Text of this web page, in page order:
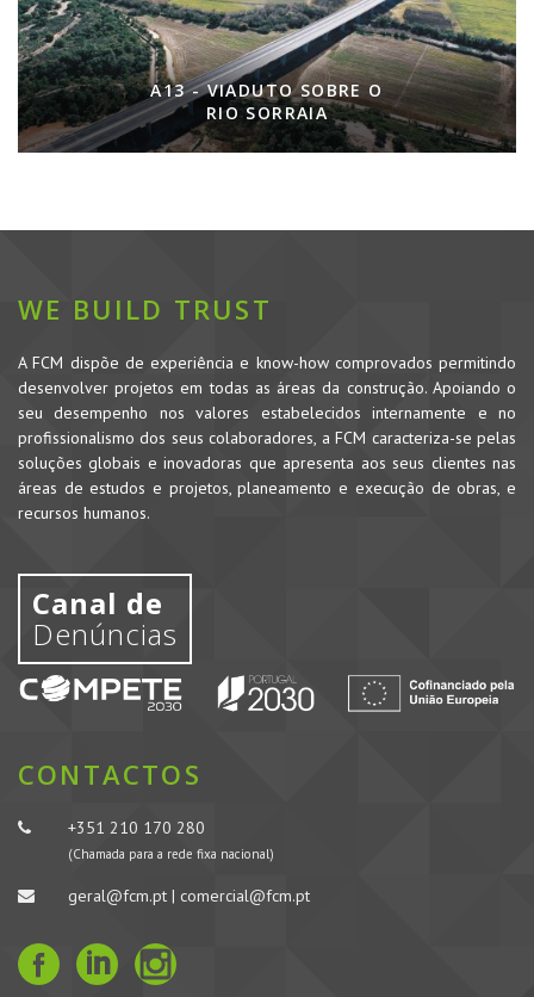
A13 - VIADUTO SOBRE O
RIO SORRAIA
WE BUILD TRUST
A FCM dispõe de experiência e know-how comprovados permitindo
desenvolver projetos em todas as áreas da construção. Apoiando o
seu desempenho nos valores estabelecidos internamente e no
profissionalismo dos seus colaboradores, a FCM caracteriza-se pelas
soluções globais e inovadoras que apresenta aos seus clientes nas
áreas de estudos e projetos, planeamento e execução de obras, e
recursos humanos.
Canal de
Denúncias
CONTACTOS
+351 210 170 280
(Chamada para a rede fixa nacional)
geral@fcm.pt | comercial@fcm.pt